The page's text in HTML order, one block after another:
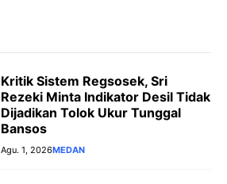
Kritik Sistem Regsosek, Sri
Rezeki Minta Indikator Desil Tidak
Dijadikan Tolok Ukur Tunggal
Bansos
Agu. 1, 2026MEDAN